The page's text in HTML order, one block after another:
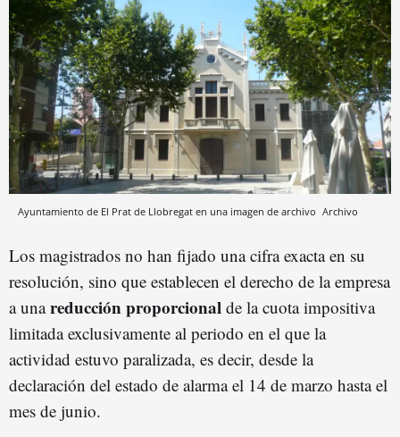
Ayuntamiento de El Prat de Llobregat en una imagen de archivo Archivo
Los magistrados no han fijado una cifra exacta en su
resolución, sino que establecen el derecho de la empresa
a unareducción proporcional de la cuota impositiva
limitada exclusivamente al periodo en el que la
actividad estuvo paralizada, es decir, desde la
declaración del estado de alarma el 14 de marzo hasta el
mes de junio.